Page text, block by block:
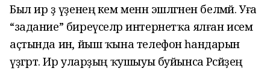
Был ир ҙә үҙенең кем менән эшләгәнен белмәй. Уға
“задание” биреүселәр интернетҡа ялған исем
аҫтында инә, йыш ҡына телефон һандарын
үҙгәртә. Ир уларҙың ҡушыуы буйынса Рәсәйҙең